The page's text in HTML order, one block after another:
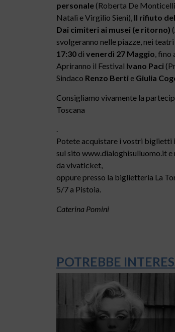
personale (Roberta De
Natali e Virgilio Sieni), Il rifiuto
Dai cimiteri ai musei (e ritorno)
svolgeranno nelle piazze, nei
17:30 di venerdì 27 Maggio, fino
Apriranno il Festival Ivano Paci
Sindaco Renzo Berti e Giulia
Consigliamo vivamente la
Toscana
.
Potete acquistare i vostri biglietti
sul sito www.dialoghisulluomo.it
da vivaticket,
oppure presso la biglietteria La
5/7 a Pistoia.
Caterina Pomini
POTREBBE